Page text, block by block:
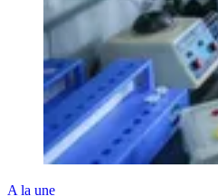
A la une